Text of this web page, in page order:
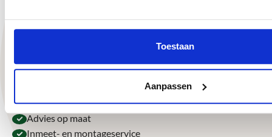
Toestaan
Aanpassen
Grote voorraad schuttingen, overkappingen en
Snelle levering door eigen vertrouwde transporteurs
Advies op maat
Inmeet- en montageservice